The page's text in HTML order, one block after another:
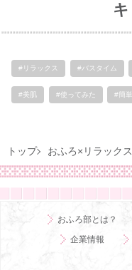
#リラックス #バスタイム
#美肌 #使ってみた #簡単
トップ おふろ×リラックス
おふろ部とは？
企業情報